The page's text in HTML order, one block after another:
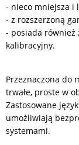
- nieco mniejsza i
- z rozszerzoną
- posiada również
kalibracyjny.
Przeznaczona do
trwałe, proste w
Zastosowane
umożliwiają
systemami.